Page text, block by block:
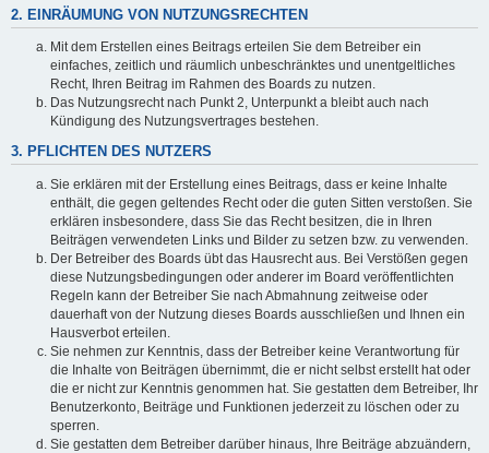
2. EINRÄUMUNG VON NUTZUNGSRECHTEN
Mit dem Erstellen eines Beitrags erteilen Sie dem Betreiber ein
einfaches, zeitlich und räumlich unbeschränktes und unentgeltliches
Recht, Ihren Beitrag im Rahmen des Boards zu nutzen.
Das Nutzungsrecht nach Punkt 2, Unterpunkt a bleibt auch nach
Kündigung des Nutzungsvertrages bestehen.
3. PFLICHTEN DES NUTZERS
Sie erklären mit der Erstellung eines Beitrags, dass er keine Inhalte
enthält, die gegen geltendes Recht oder die guten Sitten verstoßen. Sie
erklären insbesondere, dass Sie das Recht besitzen, die in Ihren
Beiträgen verwendeten Links und Bilder zu setzen bzw. zu verwenden.
Der Betreiber des Boards übt das Hausrecht aus. Bei Verstößen gegen
diese Nutzungsbedingungen oder anderer im Board veröffentlichten
Regeln kann der Betreiber Sie nach Abmahnung zeitweise oder
dauerhaft von der Nutzung dieses Boards ausschließen und Ihnen ein
Hausverbot erteilen.
Sie nehmen zur Kenntnis, dass der Betreiber keine Verantwortung für
die Inhalte von Beiträgen übernimmt, die er nicht selbst erstellt hat oder
die er nicht zur Kenntnis genommen hat. Sie gestatten dem Betreiber, Ihr
Benutzerkonto, Beiträge und Funktionen jederzeit zu löschen oder zu
sperren.
Sie gestatten dem Betreiber darüber hinaus, Ihre Beiträge abzuändern,